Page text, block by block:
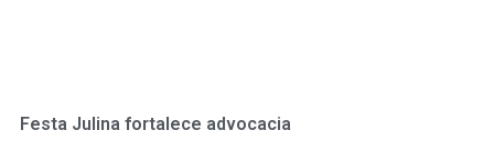
Festa Julina fortalece advocacia